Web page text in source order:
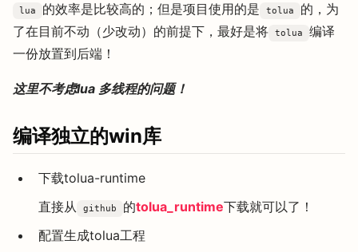
lua 的效率是比较高的；但是项目使用的是 tolua
的，为
了在目前不动（少改动）的前提下，最好是将
tolua
编译
一份放置到后端！
这里不考虑lua 多线程的问题！
编译独立的win库
下载tolua-runtime
直接从
github 的tolua_runtime下载就可以了！
配置生成tolua工程